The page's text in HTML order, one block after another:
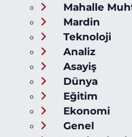
Mahalle
Mardin
Teknoloji
Analiz
Asayiş
Dünya
Eğitim
Ekonomi
Genel